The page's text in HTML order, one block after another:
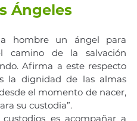
Ángeles
hombre un ángel para
camino de la salvación
Afirma a este respecto
la dignidad de las almas
el momento de nacer,
su custodia”.
es acompañar a